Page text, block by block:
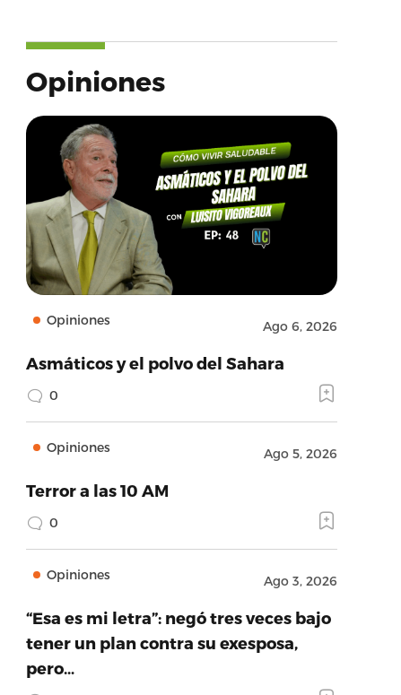
Opiniones
Opiniones Ago 6, 2026
Asmáticos y el polvo del Sahara
0
Opiniones Ago 5, 2026
Terror a las 10 AM
0
Opiniones Ago 3, 2026
“Esa es mi letra”: negó tres veces bajo
tener un plan contra su exesposa,
pero…